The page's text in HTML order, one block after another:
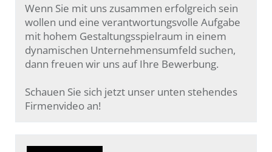
Wenn Sie mit uns zusammen erfolgreich sein
wollen und eine verantwortungsvolle Aufgabe
mit hohem Gestaltungsspielraum in einem
dynamischen Unternehmensumfeld suchen,
dann freuen wir uns auf Ihre Bewerbung.
Schauen Sie sich jetzt unser unten stehendes
Firmenvideo an!